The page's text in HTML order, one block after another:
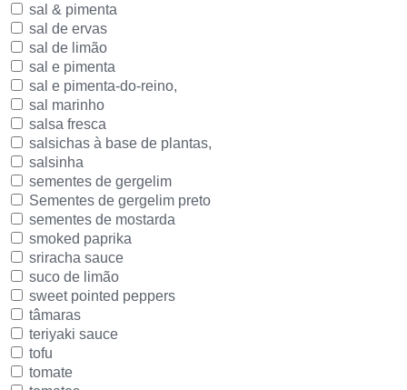
sal & pimenta
sal de ervas
sal de limão
sal e pimenta
sal e pimenta-do-reino,
sal marinho
salsa fresca
salsichas à base de plantas,
salsinha
sementes de gergelim
Sementes de gergelim preto
sementes de mostarda
smoked paprika
sriracha sauce
suco de limão
sweet pointed peppers
tâmaras
teriyaki sauce
tofu
tomate